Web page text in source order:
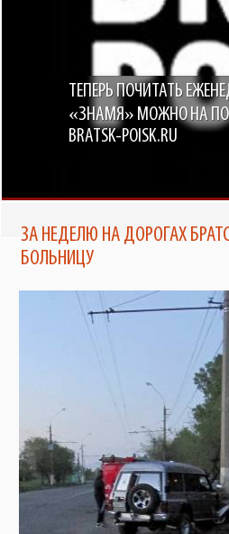
ТЕПЕРЬ ПОЧИТАТЬ
«ЗНАМЯ» МОЖНО НА
BRATSK-POISK.RU
ЗА НЕДЕЛЮ НА ДОРОГАХ
БОЛЬНИЦУ